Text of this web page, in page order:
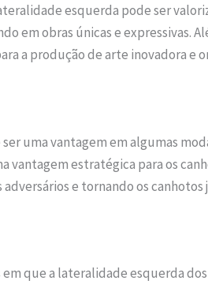
esquerda pode ser
em obras únicas e expressivas.
a produção de arte inovadora e
uma vantagem em algumas
vantagem estratégica para os
e tornando os canhotos
que a lateralidade esquerda